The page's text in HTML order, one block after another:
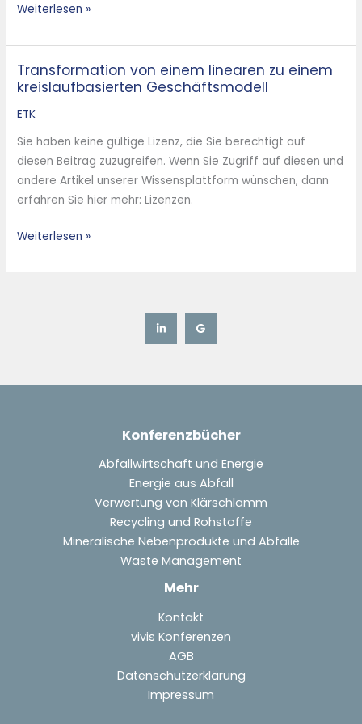
Weiterlesen »
Transformation von einem linearen zu einem
kreislaufbasierten Geschäftsmodell
ETK
Sie haben keine gültige Lizenz, die Sie berechtigt auf
diesen Beitrag zuzugreifen. Wenn Sie Zugriff auf diesen und
andere Artikel unserer Wissensplattform wünschen, dann
erfahren Sie hier mehr: Lizenzen.
Transformation
von
einem
zu
einem
kreislaufbasierten
Geschäftsmodell
Weiterlesen »
Konferenzbücher
Abfallwirtschaft und Energie
Energie aus Abfall
Verwertung von Klärschlamm
Recycling und Rohstoffe
Mineralische Nebenprodukte und Abfälle
Waste Management
Mehr
Kontakt
vivis Konferenzen
AGB
Datenschutzerklärung
Impressum